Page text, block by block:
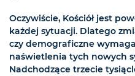
Oczywiście, Kościół jest
każdej sytuacji. Dlatego
czy demograficzne
naświetlenia tych nowych
Nadchodzące trzecie